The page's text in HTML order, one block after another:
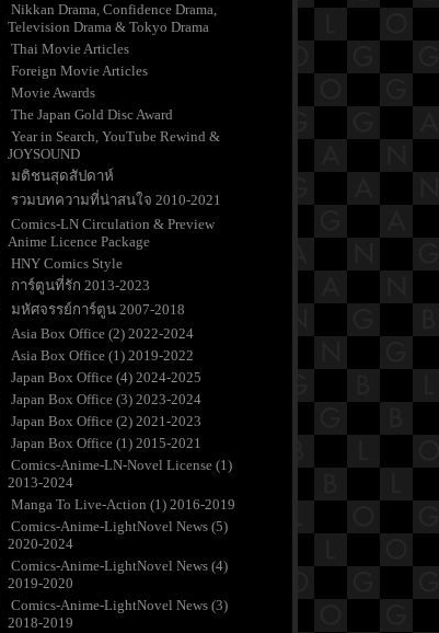
Nikkan Drama, Confidence Drama,
Television Drama & Tokyo Drama
Thai Movie Articles
Foreign Movie Articles
Movie Awards
The Japan Gold Disc Award
Year in Search, YouTube Rewind &
JOYSOUND
มติชนสุดสัปดาห์
รวมบทความที่น่าสนใจ 2010-2021
Comics-LN Circulation & Preview
Anime Licence Package
HNY Comics Style
การ์ตูนที่รัก 2013-2023
มหัศจรรย์การ์ตูน 2007-2018
Asia Box Office (2) 2022-2024
Asia Box Office (1) 2019-2022
Japan Box Office (4) 2024-2025
Japan Box Office (3) 2023-2024
Japan Box Office (2) 2021-2023
Japan Box Office (1) 2015-2021
Comics-Anime-LN-Novel License (1)
2013-2024
Manga To Live-Action (1) 2016-2019
Comics-Anime-LightNovel News (5)
2020-2024
Comics-Anime-LightNovel News (4)
2019-2020
Comics-Anime-LightNovel News (3)
2018-2019